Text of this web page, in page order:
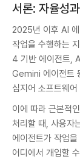
서론: 자율성
2025년 이후 AI 에
작업을 수행하는
4 기반 에이전트,
Gemini 에이전트
심지어 소프트웨
이에 따라 근본적
처리할 때, 사용자
에이전트가 작업
어디에서 개입할